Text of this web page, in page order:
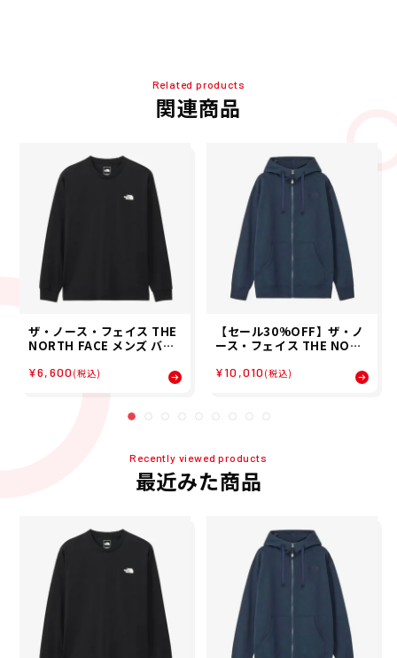
Related products
関連商品
ザ・ノース・フェイス THE
NORTH FACE メンズ バッ
BACK SQUARE LOGO TE
E 長袖 ロンT NT32442-K2
¥6,600 (税込)
【セール30%OFF】ザ・ノ
ース・フェイス THE NORT
フルジップ フーディ REAR
VIEW FULZIP HD NT1244
¥10,010 (税込)
Recently viewed products
最近みた商品